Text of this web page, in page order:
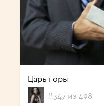
Царь горы
#347 из 498